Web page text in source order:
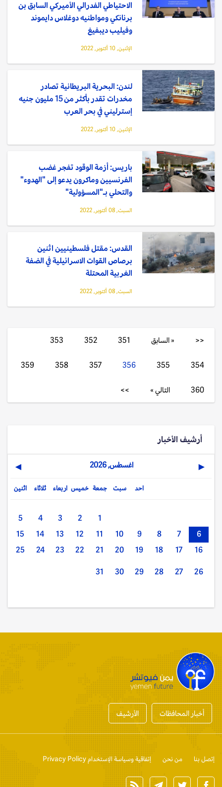
الاحتياطي الفدرالي الأميركي السابق بن
برنانكي ومواطنيه دوغلاس دايموند
وفيليب ديبفيغ
الإثنين, 10 أكتوبر, 2022
لندن: البحرية البريطانية تصادر
مخدرات تقدر بأكثر من 15 مليون جنيه
إسترليني في بحر العرب
الإثنين, 10 أكتوبر, 2022
باريس: أزمة الوقود تفجر غضب
الفرنسيين وماكرون يدعو إلى "الهدوء"
والتحلي بـ"المسؤولية"
السبت, 08 أكتوبر, 2022
القدس: مقتل فلسطينيين اثنين
برصاص القوات الاسرائيلية في الضفة
الغربية المحتلة
السبت, 08 أكتوبر, 2022
<< « السابق 351
352
353
354
355
356
357
358
359
360 التالي » >>
أرشيف الأخبار
◀ اغسطس, 2026 ▶
اثنين ثلاثاء اربعاء خميس جمعة سبت احد
1
2
3
4
5
6
7
8
9
10
11
12
13
14
15
16
17
18
19
20
21
22
23
24
25
26
27
28
29
30
31
أخبار المحافظات الأرشيف
إتصل بنا من نحن إتفاقية وسياسة الإستخدام Privacy Policy